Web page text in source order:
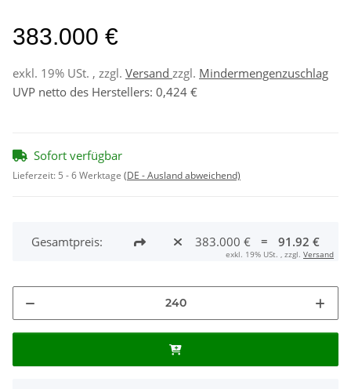
383.000 €
exkl. 19% USt. , zzgl. Versand zzgl. Mindermengenzuschlag
UVP netto des Herstellers: 0,424 €
Sofort verfügbar
Lieferzeit: 5 - 6 Werktage (DE - Ausland abweichend)
Gesamtpreis: 383.000 € = 91.92 €
exkl. 19% USt. , zzgl. Versand